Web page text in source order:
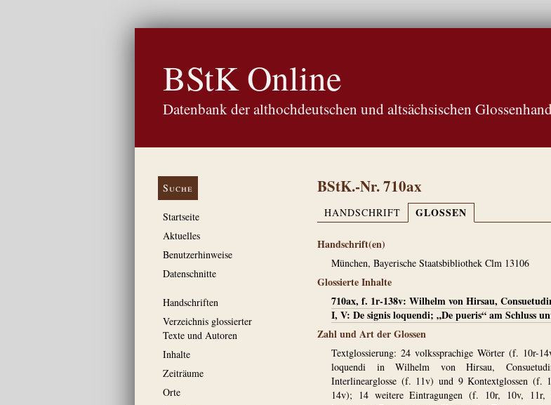
BStK Online
Datenbank der althochdeutschen und altsächsischen
Suche
Startseite
Aktuelles
Benutzerhinweise
Datenschnitte
Handschriften
Verzeichnis glossierter
Texte und Autoren
Inhalte
Zeiträume
Orte
BStK.-Nr. 710ax
HANDSCHRIFT GLOSSEN
Handschrift(en)
München, Bayerische Staatsbibliothek Clm 13106
Glossierte Inhalte
710ax, f. 1r-138v: Wilhelm von Hirsau,
I, V: De signis loquendi; „De pueris“ am Schluss
Zahl und Art der Glossen
Textglossierung: 24 volkssprachige Wörter (f. 10r-
loquendi in Wilhelm von Hirsau,
Interlinearglosse (f. 11v) und 9 Kontextglossen (f.
14v); 14 weitere Eintragungen (f. 10r, 10v, 11r,